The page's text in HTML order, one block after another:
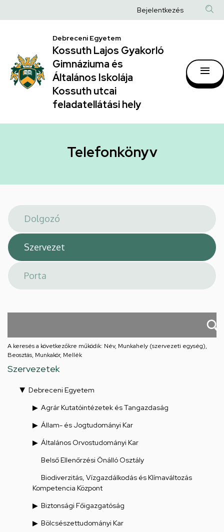
|
Kossuth
Lajos
Gyakorló
Gimnáziuma
Általános
hely
a
Anonim
fiók
Bejelentkezés
Debreceni Egyetem
Kossuth Lajos Gyakorló
Gimnáziuma és
Általános Iskolája
Kossuth utcai
feladatellátási hely
Telefonkönyv
A keresés a következőkre működik: Név, Munkahely (szervezeti egység),
Beosztás, Munkakör, Mellék
Szervezetek
Debreceni Egyetem
Agrár Kutatóintézetek és Tangazdaság
Állam- és Jogtudományi Kar
Általános Orvostudományi Kar
Belső Ellenőrzési Önálló Osztály
Biodiverzitás, Vízgazdálkodás és Klímaváltozás
Kompetencia Központ
Biztonsági Főigazgatóság
Bölcsészettudományi Kar